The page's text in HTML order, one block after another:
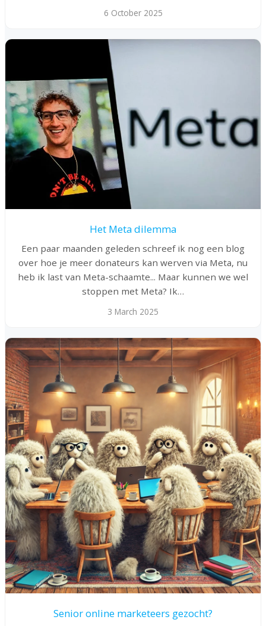
6 October 2025
Het Meta dilemma
Een paar maanden geleden schreef ik nog een blog
over hoe je meer donateurs kan werven via Meta, nu
heb ik last van Meta-schaamte... Maar kunnen we wel
stoppen met Meta? Ik…
3 March 2025
Senior online marketeers gezocht?